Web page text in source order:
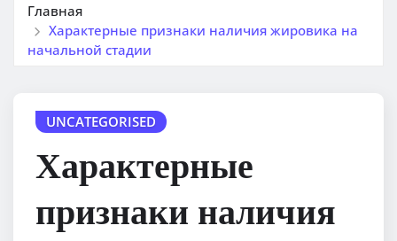
Главная
Характерные признаки наличия жировика на
начальной стадии
UNCATEGORISED
Характерные
признаки наличия